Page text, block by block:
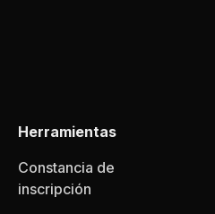
Herramientas
Constancia de
inscripción